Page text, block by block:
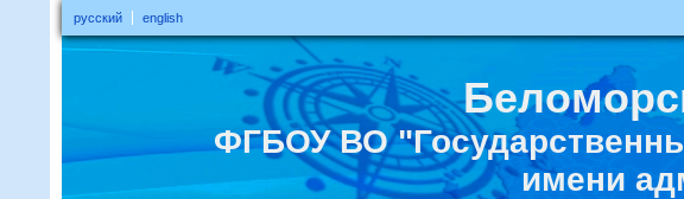
русский english
ФГБОУ ВО
имени